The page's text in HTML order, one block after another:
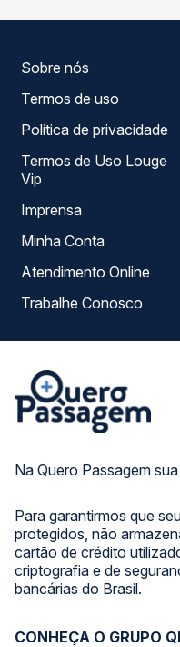
Na Quero Passagem
Para garantirmos que
protegidos, não
cartão de crédito
criptografia e de
bancárias do Brasil.
Sobre nós
Termos de uso
Política de privacidade
Termos de Uso Louge
Vip
Imprensa
Minha Conta
Atendimento Online
Trabalhe Conosco
CONHEÇA O GRUPO